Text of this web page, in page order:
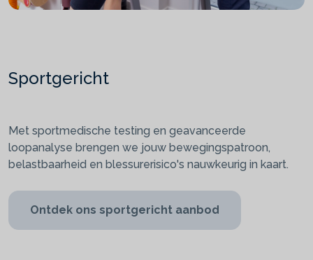
Sportgericht
Met sportmedische testing en geavanceerde
loopanalyse brengen we jouw bewegingspatroon,
belastbaarheid en blessurerisico's nauwkeurig in kaart.
Ontdek ons sportgericht aanbod